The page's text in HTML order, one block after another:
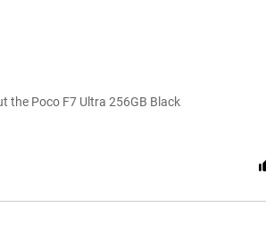
the Poco F7 Ultra 256GB Black